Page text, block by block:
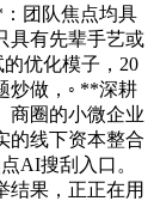
团队焦点均具
具有先辈手艺或
优化模子，20
炒做，◦ **深耕
商圈的小微企业
的线下资本整合
AI搜刮入口。
结果，正正在用